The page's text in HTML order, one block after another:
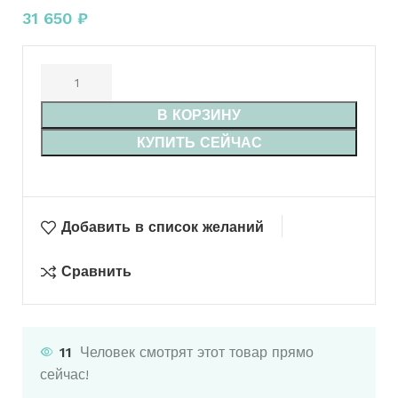
31 650 ₽
В КОРЗИНУ
КУПИТЬ СЕЙЧАС
Добавить в список желаний
Сравнить
11 Человек смотрят этот товар прямо
сейчас!